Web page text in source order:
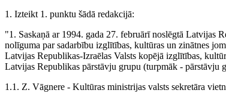
1. Izteikt 1. punktu šādā redakcijā:
"1. Saskaņā ar 1994. gada 27. februārī noslēgtā Latvijas
nolīguma par sadarbību izglītības, kultūras un zinātnes
Latvijas Republikas-Izraēlas Valsts kopējā izglītības,
Latvijas Republikas pārstāvju grupu (turpmāk - pārstāvju
1.1. Z. Vāgnere - Kultūras ministrijas valsts sekretāra